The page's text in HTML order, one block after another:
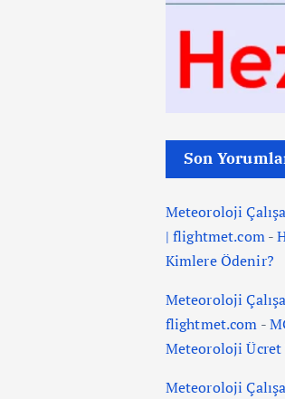
Son
Meteoroloji
| flightmet.com-
Kimlere Ödenir?
Meteoroloji
flightmet.com -
Meteoroloji
Meteoroloji